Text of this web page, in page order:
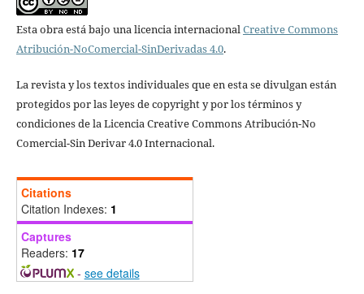
Esta obra está bajo una licencia internacionalCreative Commons
Atribución-NoComercial-SinDerivadas 4.0.
La revista y los textos individuales que en esta se divulgan están
protegidos por las leyes de copyright y por los términos y
condiciones de la Licencia Creative Commons Atribución-No
Comercial-Sin Derivar 4.0 Internacional.
Citations
Citation Indexes: 1
Captures
Readers: 17
- see details